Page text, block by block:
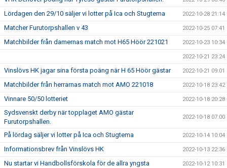
Lördagen den 29/10 säljer vi lotter på Ica och Stugtema 2022-10-28 21:14
Matcher Furutorpshallen v 43 2022-10-25 07:41
Matchbilder från damernas match mot H65 Höör 221021 2022-10-23 10:34
2022-10-21 23:24
Vinslövs HK jagar sina första poäng när H 65 Höör gästar 2022-10-21 09:01
Matchbilder från herrarnas match mot AMO 221018 2022-10-18 23:42
Vinnare 50/50 lotteriet 2022-10-18 20:28
Sydsvenskt derby när topplaget AMO gästar
Furutorpshallen.
2022-10-18 07:00
På lördag säljer vi lotter på Ica och Stugtema 2022-10-14 10:04
Informationsbrev från Vinslövs HK 2022-10-13 22:36
Nu startar vi Handbollsförskola för de allra yngsta 2022-10-12 10:31